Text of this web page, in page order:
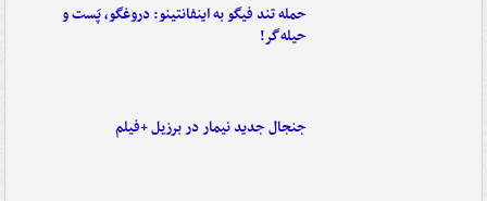
حمله تند فیگو به اینفانتینو: دروغگو، پَست‌ و
حیله‌گر!
جنجال جدید نیمار در برزیل +فیلم